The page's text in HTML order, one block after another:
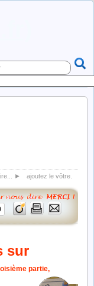
ajoutez le vôtre.
►
sur
partie,